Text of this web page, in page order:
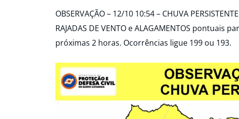
OBSERVAÇÃO – 12/10 10:54 – CHUVA
RAJADAS DE VENTO e ALAGAMENTOS pontuais
próximas 2 horas. Ocorrências ligue 199 ou 193.